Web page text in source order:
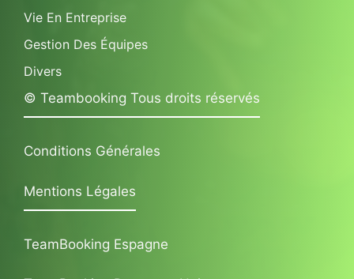
Vie En Entreprise
Gestion Des Équipes
Divers
© Teambooking Tous droits réservés
Conditions Générales
Mentions Légales
TeamBooking Espagne